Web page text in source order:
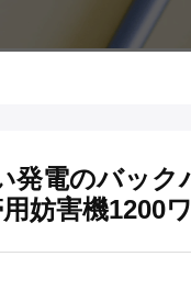
発電のバック
妨害機1200